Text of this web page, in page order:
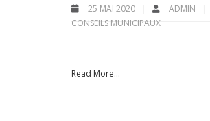
25 MAI 2020 ADMIN
CONSEILS MUNICIPAUX
Read More...